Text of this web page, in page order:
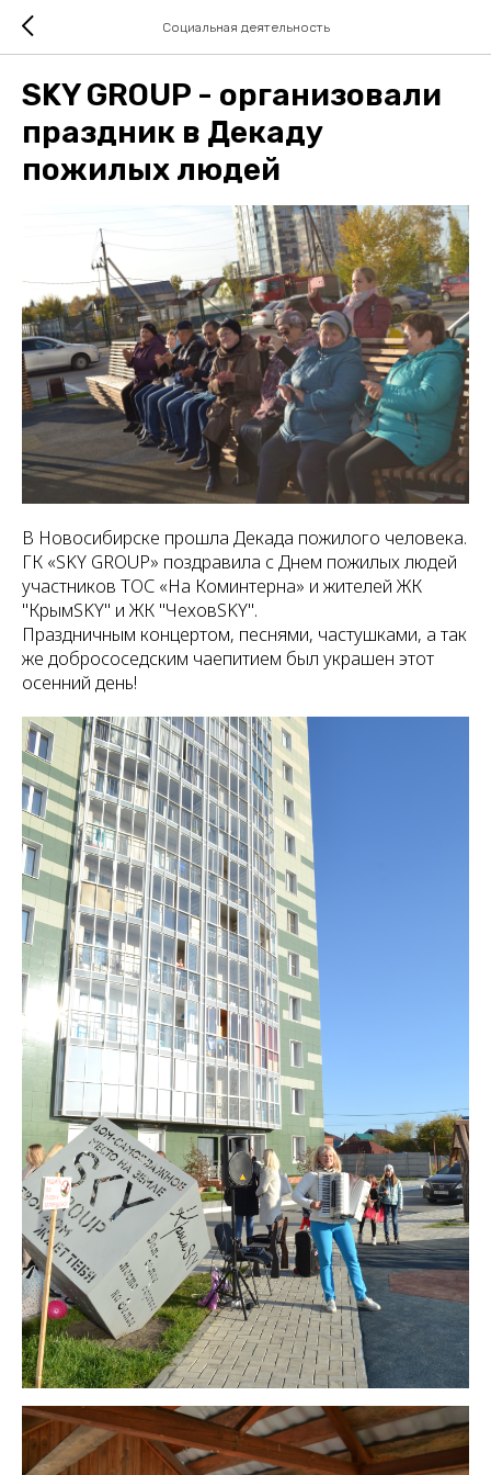
Социальная деятельность
SKY GROUP - организовали
праздник в Декаду
пожилых людей
В Новосибирске прошла Декада пожилого человека.
ГК «SKY GROUP» поздравила с Днем пожилых людей
участников ТОС «На Коминтерна» и жителей ЖК
"КрымSKY" и ЖК "ЧеховSKY".
Праздничным концертом, песнями, частушками, а так
же добрососедским чаепитием был украшен этот
осенний день!